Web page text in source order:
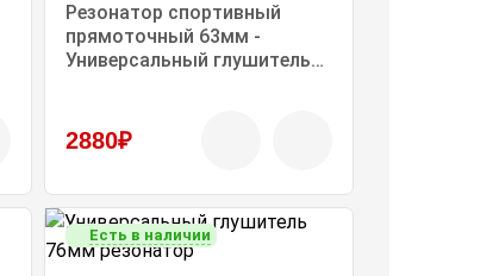
Резонатор спортивный
прямоточный 63мм -
Универсальный глушитель
2880₽
Есть в наличии